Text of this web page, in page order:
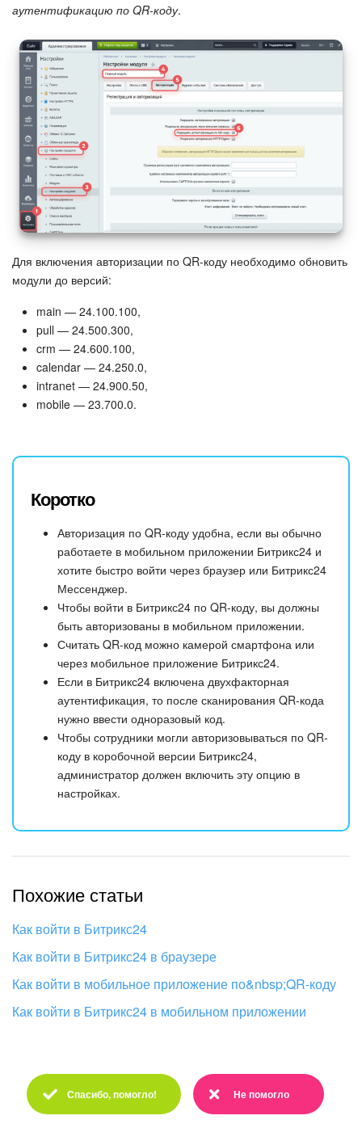
аутентификацию по QR-коду.
Для включения авторизации по QR-коду необходимо обновить
модули до версий:
main — 24.100.100,
pull — 24.500.300,
crm — 24.600.100,
calendar — 24.250.0,
intranet — 24.900.50,
mobile — 23.700.0.
Коротко
Авторизация по QR-коду удобна, если вы обычно
работаете в мобильном приложении Битрикс24 и
хотите быстро войти через браузер или Битрикс24
Мессенджер.
Чтобы войти в Битрикс24 по QR-коду, вы должны
быть авторизованы в мобильном приложении.
Считать QR-код можно камерой смартфона или
через мобильное приложение Битрикс24.
Если в Битрикс24 включена двухфакторная
аутентификация, то после сканирования QR-кода
нужно ввести одноразовый код.
Чтобы сотрудники могли авторизовываться по QR-
коду в коробочной версии Битрикс24,
администратор должен включить эту опцию в
настройках.
Похожие статьи
Как войти в Битрикс24
Как войти в Битрикс24 в браузере
Как войти в мобильное приложение по&nbsp;QR-коду
Как войти в Битрикс24 в мобильном приложении
Спасибо, помогло! Не помогло